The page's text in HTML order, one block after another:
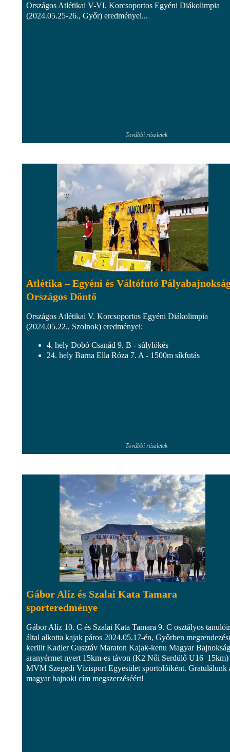
Országos Atlétikai V-VI. Korcsoportos Egyéni Diákolimpia
(2024.05.25-26., Győr) eredményei...
További részletek
Atlétika – Egyéni és Váltófutó
Országos Döntő
Országos Atlétikai V. Korcsoportos Egyéni Diákolimpia
(2024.05.22., Szolnok) eredményei:
4. hely Dobó Csanád 9. B - súlylökés
24. hely Barna Ella Róza 7. A - 1500m síkfutás
További részletek
Gábor Alíz és Szalai Kata Tamara
sporteredménye
Gábor Alíz 10. C és Szalai Kata Tamara 9. C osztályos
által alkotta kajak páros 2024.05.17-én, Győrben
került Kadler Gusztáv Maraton Kajak-kenu Magyar
aranyérmet nyert 15km-es távon (K2 Női Serdülő U16 15km)
MVM Szegedi Vízisport Egyesület sportolóiként. Gratulálunk
magyar bajnoki cím megszerzéséért!